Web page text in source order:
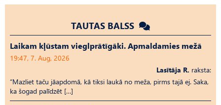
TAUTAS BALSS
Laikam kļūstam vieglprātīgāki. Apmaldamies mežā
19:47, 7. Aug, 2026
Lasītāja R. raksta:
“Mazliet taču jāapdomā, kā tiksi laukā no meža, pirms tajā ej. Saka,
ka šogad palīdzēt […]